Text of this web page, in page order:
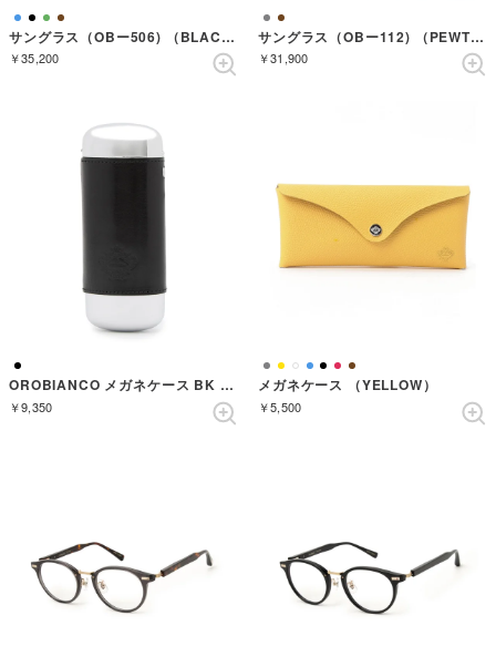
サングラス（OBー506) （BLACK）
￥35,200
サングラス（OBー112) （PEWTER）
￥31,900
OROBIANCO メガネケース BK OBGCー011BK （BLACK）
￥9,350
メガネケース （YELLOW）
￥5,500